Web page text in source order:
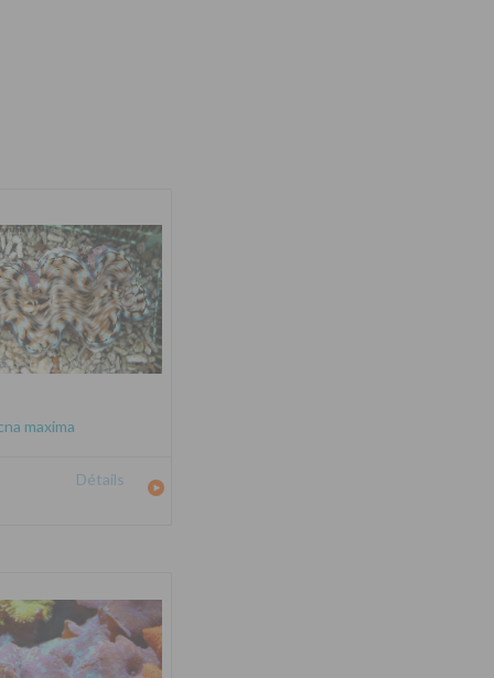
maxima
Détails